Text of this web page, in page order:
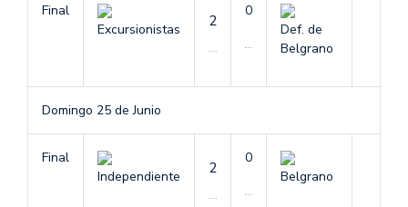
Final
Excursionistas
2
0
Def. de
Belgrano
Domingo 25 de Junio
Final
Independiente
2
0
Belgrano